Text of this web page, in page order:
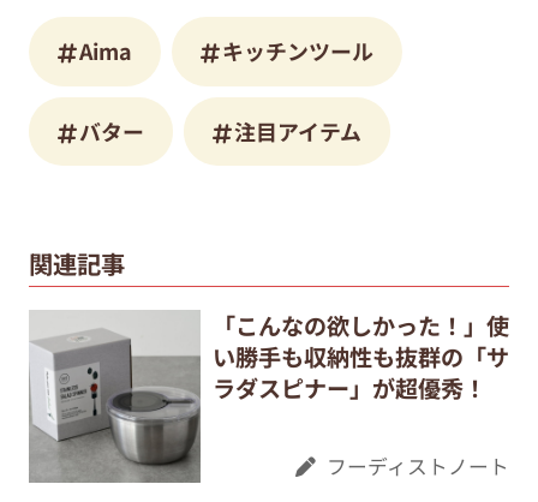
Aima キッチンツール
バター 注目アイテム
関連記事
「こんなの欲しかった！」使
い勝手も収納性も抜群の「サ
ラダスピナー」が超優秀！
フーディストノート